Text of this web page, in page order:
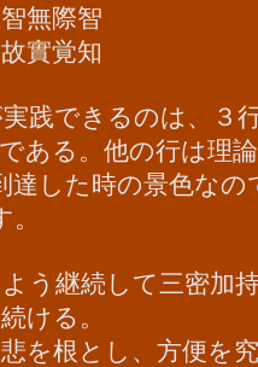
無際智
實覚知
践できるのは、３
ある。他の行は理
達した時の景色なの
。
う継続して三密加
ける。
を根とし、方便を